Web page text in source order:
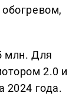
млн. Для
2.0 и
2024 года.